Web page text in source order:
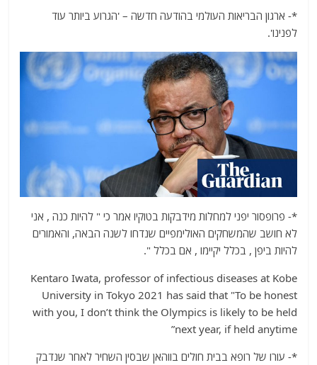
p
o
k
*- ארגון הבריאות העולמי בהודעה חדשה – 'הגרוע ביותר עוד
לפנינו'.
*- פרופסור יפני למחלות מידבקות בטוקיו אמר כי " להיות כנה , אני
לא חושב שהמשחקים האולימפיים שנדחו לשנה הבאה, והאמורים
להיות ביפן , בכלל יקיימו , אם בכלל ".
Kentaro Iwata, professor of infectious diseases at Kobe
University in Tokyo 2021 has said that "To be honest
with you, I don’t think the Olympics is likely to be held
next year, if held anytime”
*- עורו של רופא בבית חולים בווהאן שבסין השחיר לאחר שנדבק